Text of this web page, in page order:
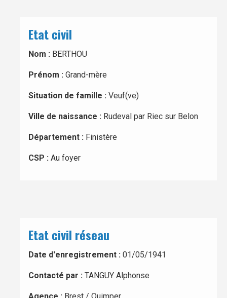
Etat civil
Nom : BERTHOU
Prénom : Grand-mère
Situation de famille : Veuf(ve)
Ville de naissance : Rudeval par Riec sur Belon
Département : Finistère
CSP : Au foyer
Etat civil réseau
Date d'enregistrement : 01/05/1941
Contacté par : TANGUY Alphonse